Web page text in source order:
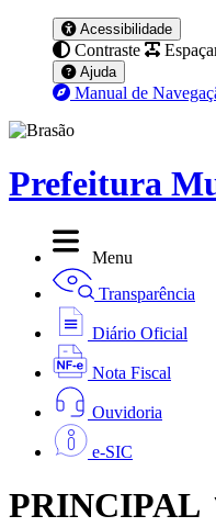
Acessibilidade
Contraste
Ajuda
Manual de
Prefeitura
Menu
Transparência
Diário Oficial
Nota Fiscal
Ouvidoria
e-SIC
PRINCIPAL